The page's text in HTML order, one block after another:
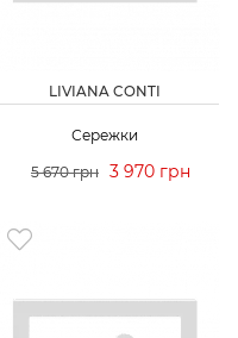
LIVIANA CONTI
Сережки
5 670 грн 3 970 грн